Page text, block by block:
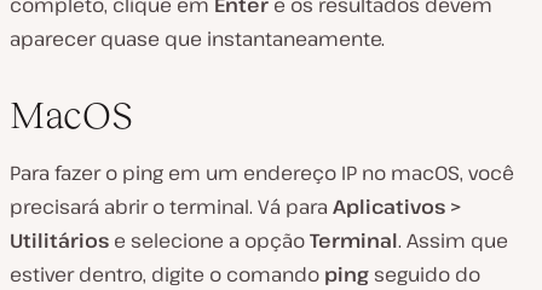
aparecer quase que instantaneamente.
MacOS
Para fazer o ping em um endereço IP no macOS, você
precisará abrir o terminal. Vá para Aplicativos >
Utilitários e selecione a opçãoTerminal. Assim que
estiver dentro, digite o comando ping seguido do